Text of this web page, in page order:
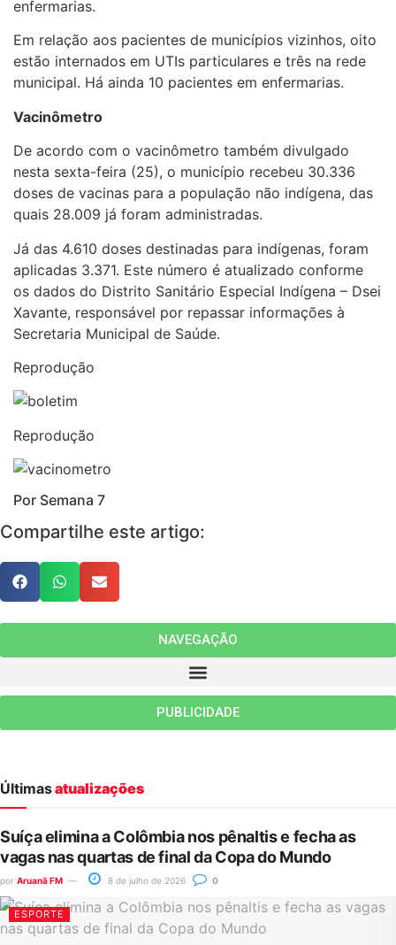
enfermarias.
Em relação aos pacientes de municípios vizinhos, oito
estão internados em UTIs particulares e três na rede
municipal. Há ainda 10 pacientes em enfermarias.
Vacinômetro
De acordo com o vacinômetro também divulgado
nesta sexta-feira (25), o município recebeu 30.336
doses de vacinas para a população não indígena, das
quais 28.009 já foram administradas.
Já das 4.610 doses destinadas para indígenas, foram
aplicadas 3.371. Este número é atualizado conforme
os dados do Distrito Sanitário Especial Indígena – Dsei
Xavante, responsável por repassar informações à
Secretaria Municipal de Saúde.
Reprodução
Reprodução
Por Semana 7
Compartilhe este artigo:
NAVEGAÇÃO
PUBLICIDADE
Últimasatualizações
Suíça elimina a Colômbia nos pênaltis e fecha as
vagas nas quartas de final da Copa do Mundo
por Aruanã FM 8 de julho de 2026 0
ESPORTE